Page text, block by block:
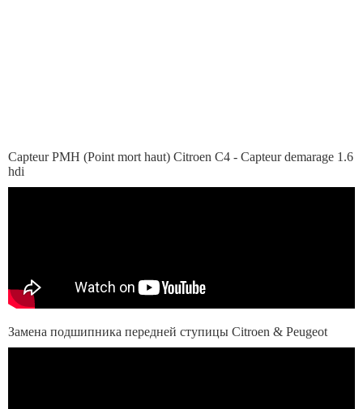
Capteur PMH (Point mort haut) Citroen C4 - Capteur demarage 1.6
hdi
Замена подшипника передней ступицы Citroen & Peugeot